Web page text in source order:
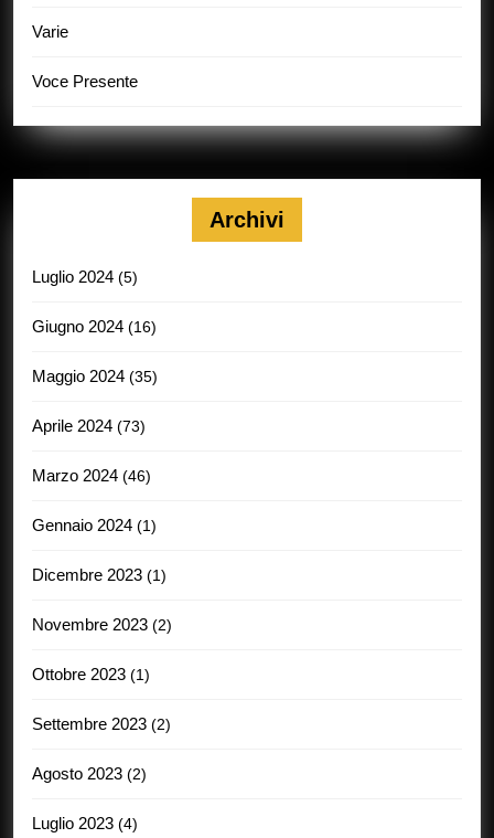
Varie
Voce Presente
Archivi
Luglio 2024 (5)
Giugno 2024 (16)
Maggio 2024 (35)
Aprile 2024 (73)
Marzo 2024 (46)
Gennaio 2024 (1)
Dicembre 2023 (1)
Novembre 2023 (2)
Ottobre 2023 (1)
Settembre 2023 (2)
Agosto 2023 (2)
Luglio 2023 (4)